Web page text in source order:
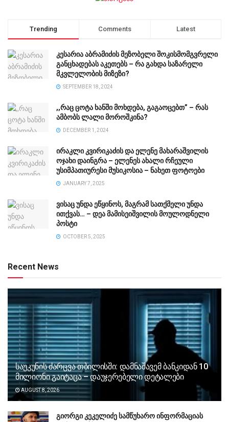
Trending Comments Latest
კესარია აბრამიძის მეზობელი შოკისმომგვრელი
განცხადებას აკეთებს – რა გახდა საზარელი
მკვლელობის მიზეზი?
SEPTEMBER 18, 2024
,,რაც ცოტა ხანში მოხდება, გაგაოცებთ” – რას
ამბობს ლალი მოროშკინა?
DECEMBER 1, 2024
ირაკლი კვირიკაძის და ელენე მახარაშვილის
ოჯახი დაინგრა – ელენეს ახალი რჩეული
უსიმპათიურესი მუსიკოსია – ნახეთ ფოტოები
JANUARY 7, 2025
ვისაც უნდა ეწყინოს, მაგრამ სათქმელი უნდა
ითქვას… – დეა მამისეიშვილის მოულოდნელი
პოსტი
OCTOBER 5, 2025
Recent News
საუკუნის ძარცვა თბილისში: დამნაშავემ ბანკიდან 10
მილიონი გაიტაცა – დაუჯერებელი დეტალები
AUGUST 8, 2026
გიორგი კეკელიძე სამწუხარო ინფორმაციას